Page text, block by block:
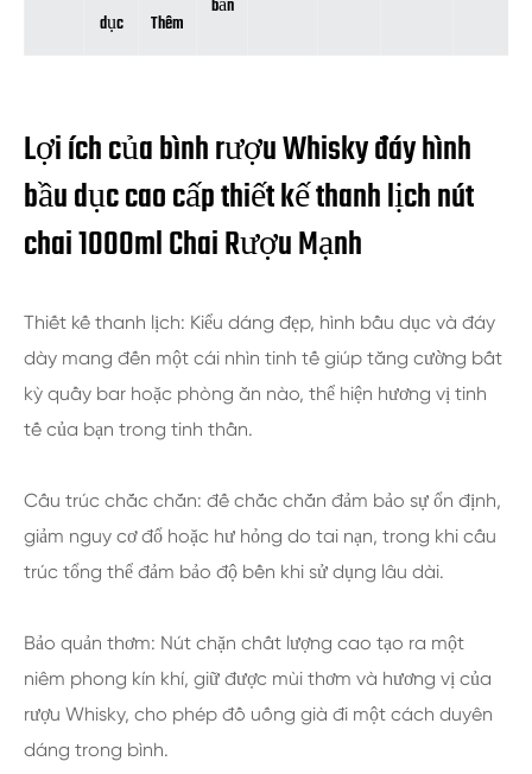
dục
Thêm
bần
Lợi ích của bình rượu Whisky đáy hình
bầu dục cao cấp thiết kế thanh lịch nút
chai 1000ml Chai Rượu Mạnh
Thiết kế thanh lịch: Kiểu dáng đẹp, hình bầu dục và đáy
dày mang đến một cái nhìn tinh tế giúp tăng cường bất
kỳ quầy bar hoặc phòng ăn nào, thể hiện hương vị tinh
tế của bạn trong tinh thần.
Cấu trúc chắc chắn: đế chắc chắn đảm bảo sự ổn định,
giảm nguy cơ đổ hoặc hư hỏng do tai nạn, trong khi cấu
trúc tổng thể đảm bảo độ bền khi sử dụng lâu dài.
Bảo quản thơm: Nút chặn chất lượng cao tạo ra một
niêm phong kín khí, giữ được mùi thơm và hương vị của
rượu Whisky, cho phép đồ uống già đi một cách duyên
dáng trong bình.